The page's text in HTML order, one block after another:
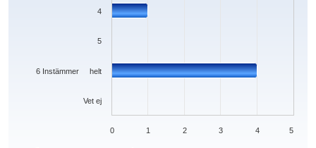
Vet ej
6 Instämmer helt
5
4
0 1 2 3 4 5